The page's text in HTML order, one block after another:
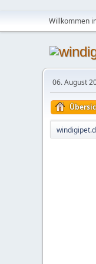
Willkommen
06. August